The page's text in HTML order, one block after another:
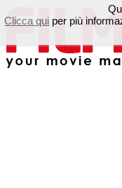
Clicca qui per più